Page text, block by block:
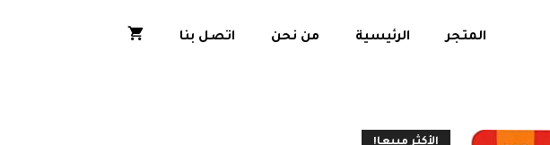
المتجر الرئيسية من نحن اتصل بنا
الأكثر مبيعا!